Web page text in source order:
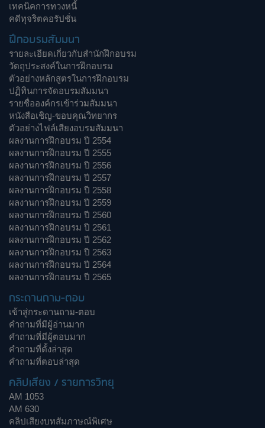
เทคนิคการทวงหนี้
คดีทุจริตคอรัปชั่น
ฝึกอบรมสัมมนา
รายละเอียดเกี่ยวกับสำนักฝึกอบรม
วัตถุประสงค์ในการฝึกอบรม
ตัวอย่างหลักสูตรในการฝึกอบรม
ปฏิทินการจัดอบรมสัมมนา
รายชื่อองค์กรเข้าร่วมสัมมนา
หนังสือเชิญ-ขอบคุณวิทยากร
ตัวอย่างไฟล์เสียงอบรมสัมมนา
ผลงานการฝึกอบรม ปี 2554
ผลงานการฝึกอบรม ปี 2555
ผลงานการฝึกอบรม ปี 2556
ผลงานการฝึกอบรม ปี 2557
ผลงานการฝึกอบรม ปี 2558
ผลงานการฝึกอบรม ปี 2559
ผลงานการฝึกอบรม ปี 2560
ผลงานการฝึกอบรม ปี 2561
ผลงานการฝึกอบรม ปี 2562
ผลงานการฝึกอบรม ปี 2563
ผลงานการฝึกอบรม ปี 2564
ผลงานการฝึกอบรม ปี 2565
กระดานถาม-ตอบ
เข้าสู่กระดานถาม-ตอบ
คำถามที่มีผู้อ่านมาก
คำถามที่มีผู้ตอบมาก
คำถามที่ตั้งล่าสุด
คำถามที่ตอบล่าสุด
คลิปเสียง / รายการวิทยุ
AM 1053
AM 630
คลิปเสียงบทสัมภาษณ์พิเศษ